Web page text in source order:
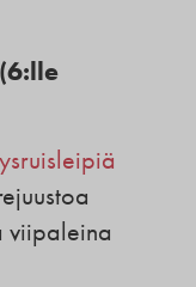
viipaleina